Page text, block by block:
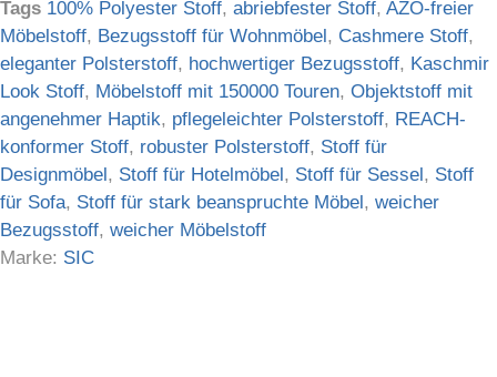
Tags 100% Polyester Stoff, abriebfester Stoff, AZO-freier
Möbelstoff, Bezugsstoff für Wohnmöbel , Cashmere Stoff,
eleganter Polsterstoff, hochwertiger Bezugsstoff, Kaschmir
Look Stoff, Möbelstoff mit 150000 Touren, Objektstoff mit
angenehmer Haptik, pflegeleichter Polsterstoff, REACH-
konformer Stoff, robuster Polsterstoff, Stoff für
Designmöbel , Stoff für Hotelmöbel , Stoff für Sessel , Stoff
für Sofa, Stoff für stark beanspruchte Möbel , weicher
Bezugsstoff, weicher Möbelstoff
Marke: SIC